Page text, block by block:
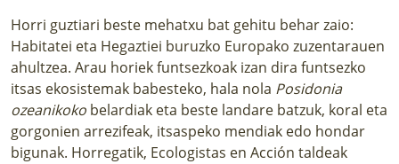
Horri guztiari beste mehatxu bat gehitu behar zaio:
Habitatei eta Hegaztiei buruzko Europako zuzentarauen
ahultzea. Arau horiek funtsezkoak izan dira funtsezko
itsas ekosistemak babesteko, hala nola Posidonia
ozeanikoko belardiak eta beste landare batzuk, koral eta
gorgonien arrezifeak, itsaspeko mendiak edo hondar
bigunak. Horregatik, Ecologistas en Acción taldeak